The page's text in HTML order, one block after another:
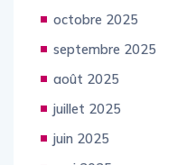
octobre 2025
septembre 2025
août 2025
juillet 2025
juin 2025